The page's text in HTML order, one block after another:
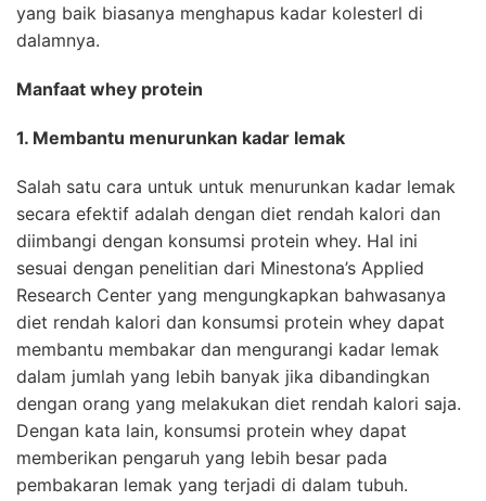
yang baik biasanya menghapus kadar kolesterl di
dalamnya.
Manfaat whey protein
1. Membantu menurunkan kadar lemak
Salah satu cara untuk untuk menurunkan kadar lemak
secara efektif adalah dengan diet rendah kalori dan
diimbangi dengan konsumsi protein whey. Hal ini
sesuai dengan penelitian dari Minestona’s Applied
Research Center yang mengungkapkan bahwasanya
diet rendah kalori dan konsumsi protein whey dapat
membantu membakar dan mengurangi kadar lemak
dalam jumlah yang lebih banyak jika dibandingkan
dengan orang yang melakukan diet rendah kalori saja.
Dengan kata lain, konsumsi protein whey dapat
memberikan pengaruh yang lebih besar pada
pembakaran lemak yang terjadi di dalam tubuh.